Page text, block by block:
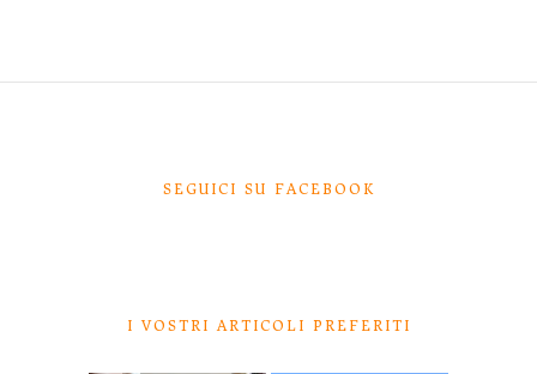
SEGUICI SU FACEBOOK
I VOSTRI ARTICOLI PREFERITI